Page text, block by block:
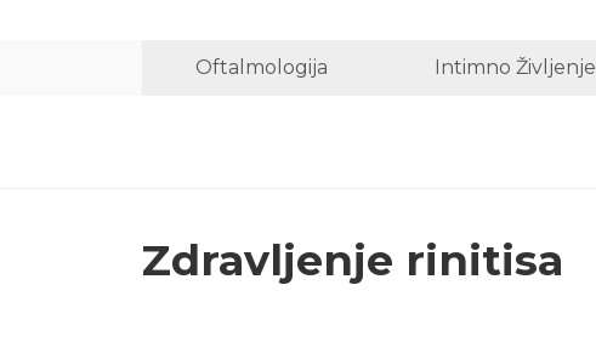
Oftalmologija Intimno Življenje
Zdravljenje rinitisa